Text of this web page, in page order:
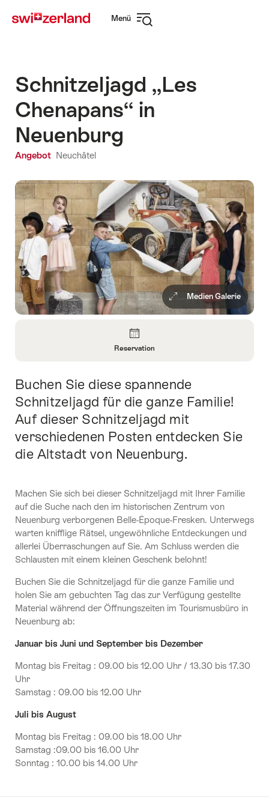
Menü
Schnitzeljagd „Les
Chenapans“ in
Neuenburg
Angebot Neuchâtel
Medien Galerie
Reservation
öffnen
Reservation
Einleitung
Buchen Sie diese spannende
Schnitzeljagd für die ganze Familie!
Auf dieser Schnitzeljagd mit
verschiedenen Posten entdecken Sie
die Altstadt von Neuenburg.
Machen Sie sich bei dieser Schnitzeljagd mit Ihrer Familie
auf die Suche nach den im historischen Zentrum von
Neuenburg verborgenen Belle-Époque-Fresken. Unterwegs
warten knifflige Rätsel, ungewöhnliche Entdeckungen und
allerlei Überraschungen auf Sie. Am Schluss werden die
Schlausten mit einem kleinen Geschenk belohnt!
Buchen Sie die Schnitzeljagd für die ganze Familie und
holen Sie am gebuchten Tag das zur Verfügung gestellte
Material während der Öffnungszeiten im Tourismusbüro in
Neuenburg ab:
Januar bis Juni und September bis Dezember
Montag bis Freitag : 09.00 bis 12.00 Uhr / 13.30 bis 17.30
Uhr
Samstag : 09.00 bis 12.00 Uhr
Juli bis August
Montag bis Freitag : 09.00 bis 18.00 Uhr
Samstag :09.00 bis 16.00 Uhr
Sonntag : 10.00 bis 14.00 Uhr